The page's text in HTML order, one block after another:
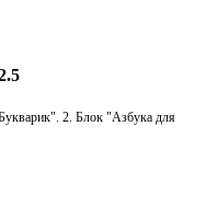
2. Блок "Азбука для